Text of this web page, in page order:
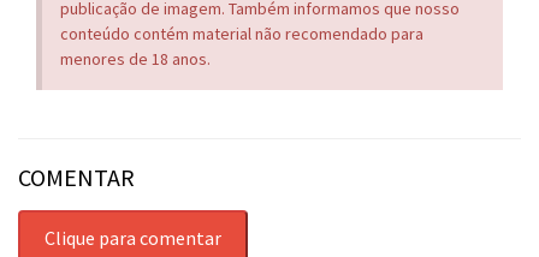
publicação de imagem. Também informamos que nosso
conteúdo contém material não recomendado para
menores de 18 anos.
COMENTAR
Clique para comentar